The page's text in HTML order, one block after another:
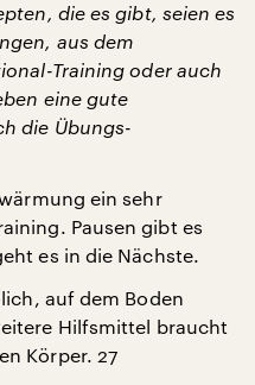
die es gibt, seien es
aus dem
Training oder auch
eine gute
die Übungs-
ein sehr
Pausen gibt es
es in die Nächste.
auf dem Boden
Hilfsmittel braucht
Körper. 27